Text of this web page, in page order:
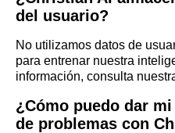
del usuario?
No utilizamos datos de
para entrenar nuestra
información, consulta
¿Cómo puedo dar
de problemas con